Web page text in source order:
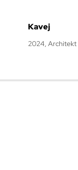
Kavej
2024, Architekt